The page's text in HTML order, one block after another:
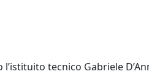
tecnico Gabriele